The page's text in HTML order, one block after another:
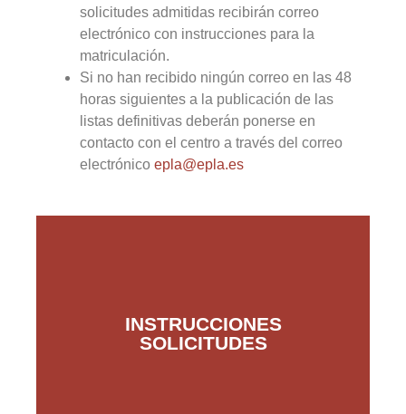
solicitudes admitidas recibirán correo
electrónico con instrucciones para la
matriculación.
Si no han recibido ningún correo en las 48
horas siguientes a la publicación de las
listas definitivas deberán ponerse en
contacto con el centro a través del correo
electrónico epla@epla.es
INSTRUCCIONES
SOLICITUDES
Pinche Aquí